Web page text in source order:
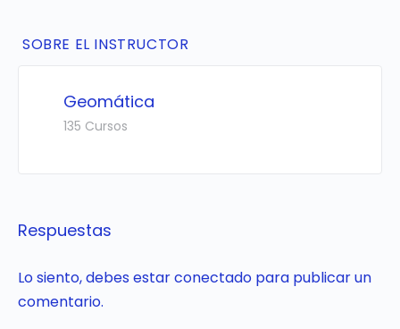
SOBRE EL INSTRUCTOR
Geomática
135 Cursos
Respuestas
Lo siento, debes estarconectado para publicar un
comentario.